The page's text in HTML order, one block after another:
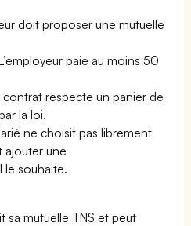
doit proposer une mutuelle
paie au moins 50
contrat respecte un panier de
la loi.
ne choisit pas librement
ajouter une
le souhaite.
sa mutuelle TNS et peut